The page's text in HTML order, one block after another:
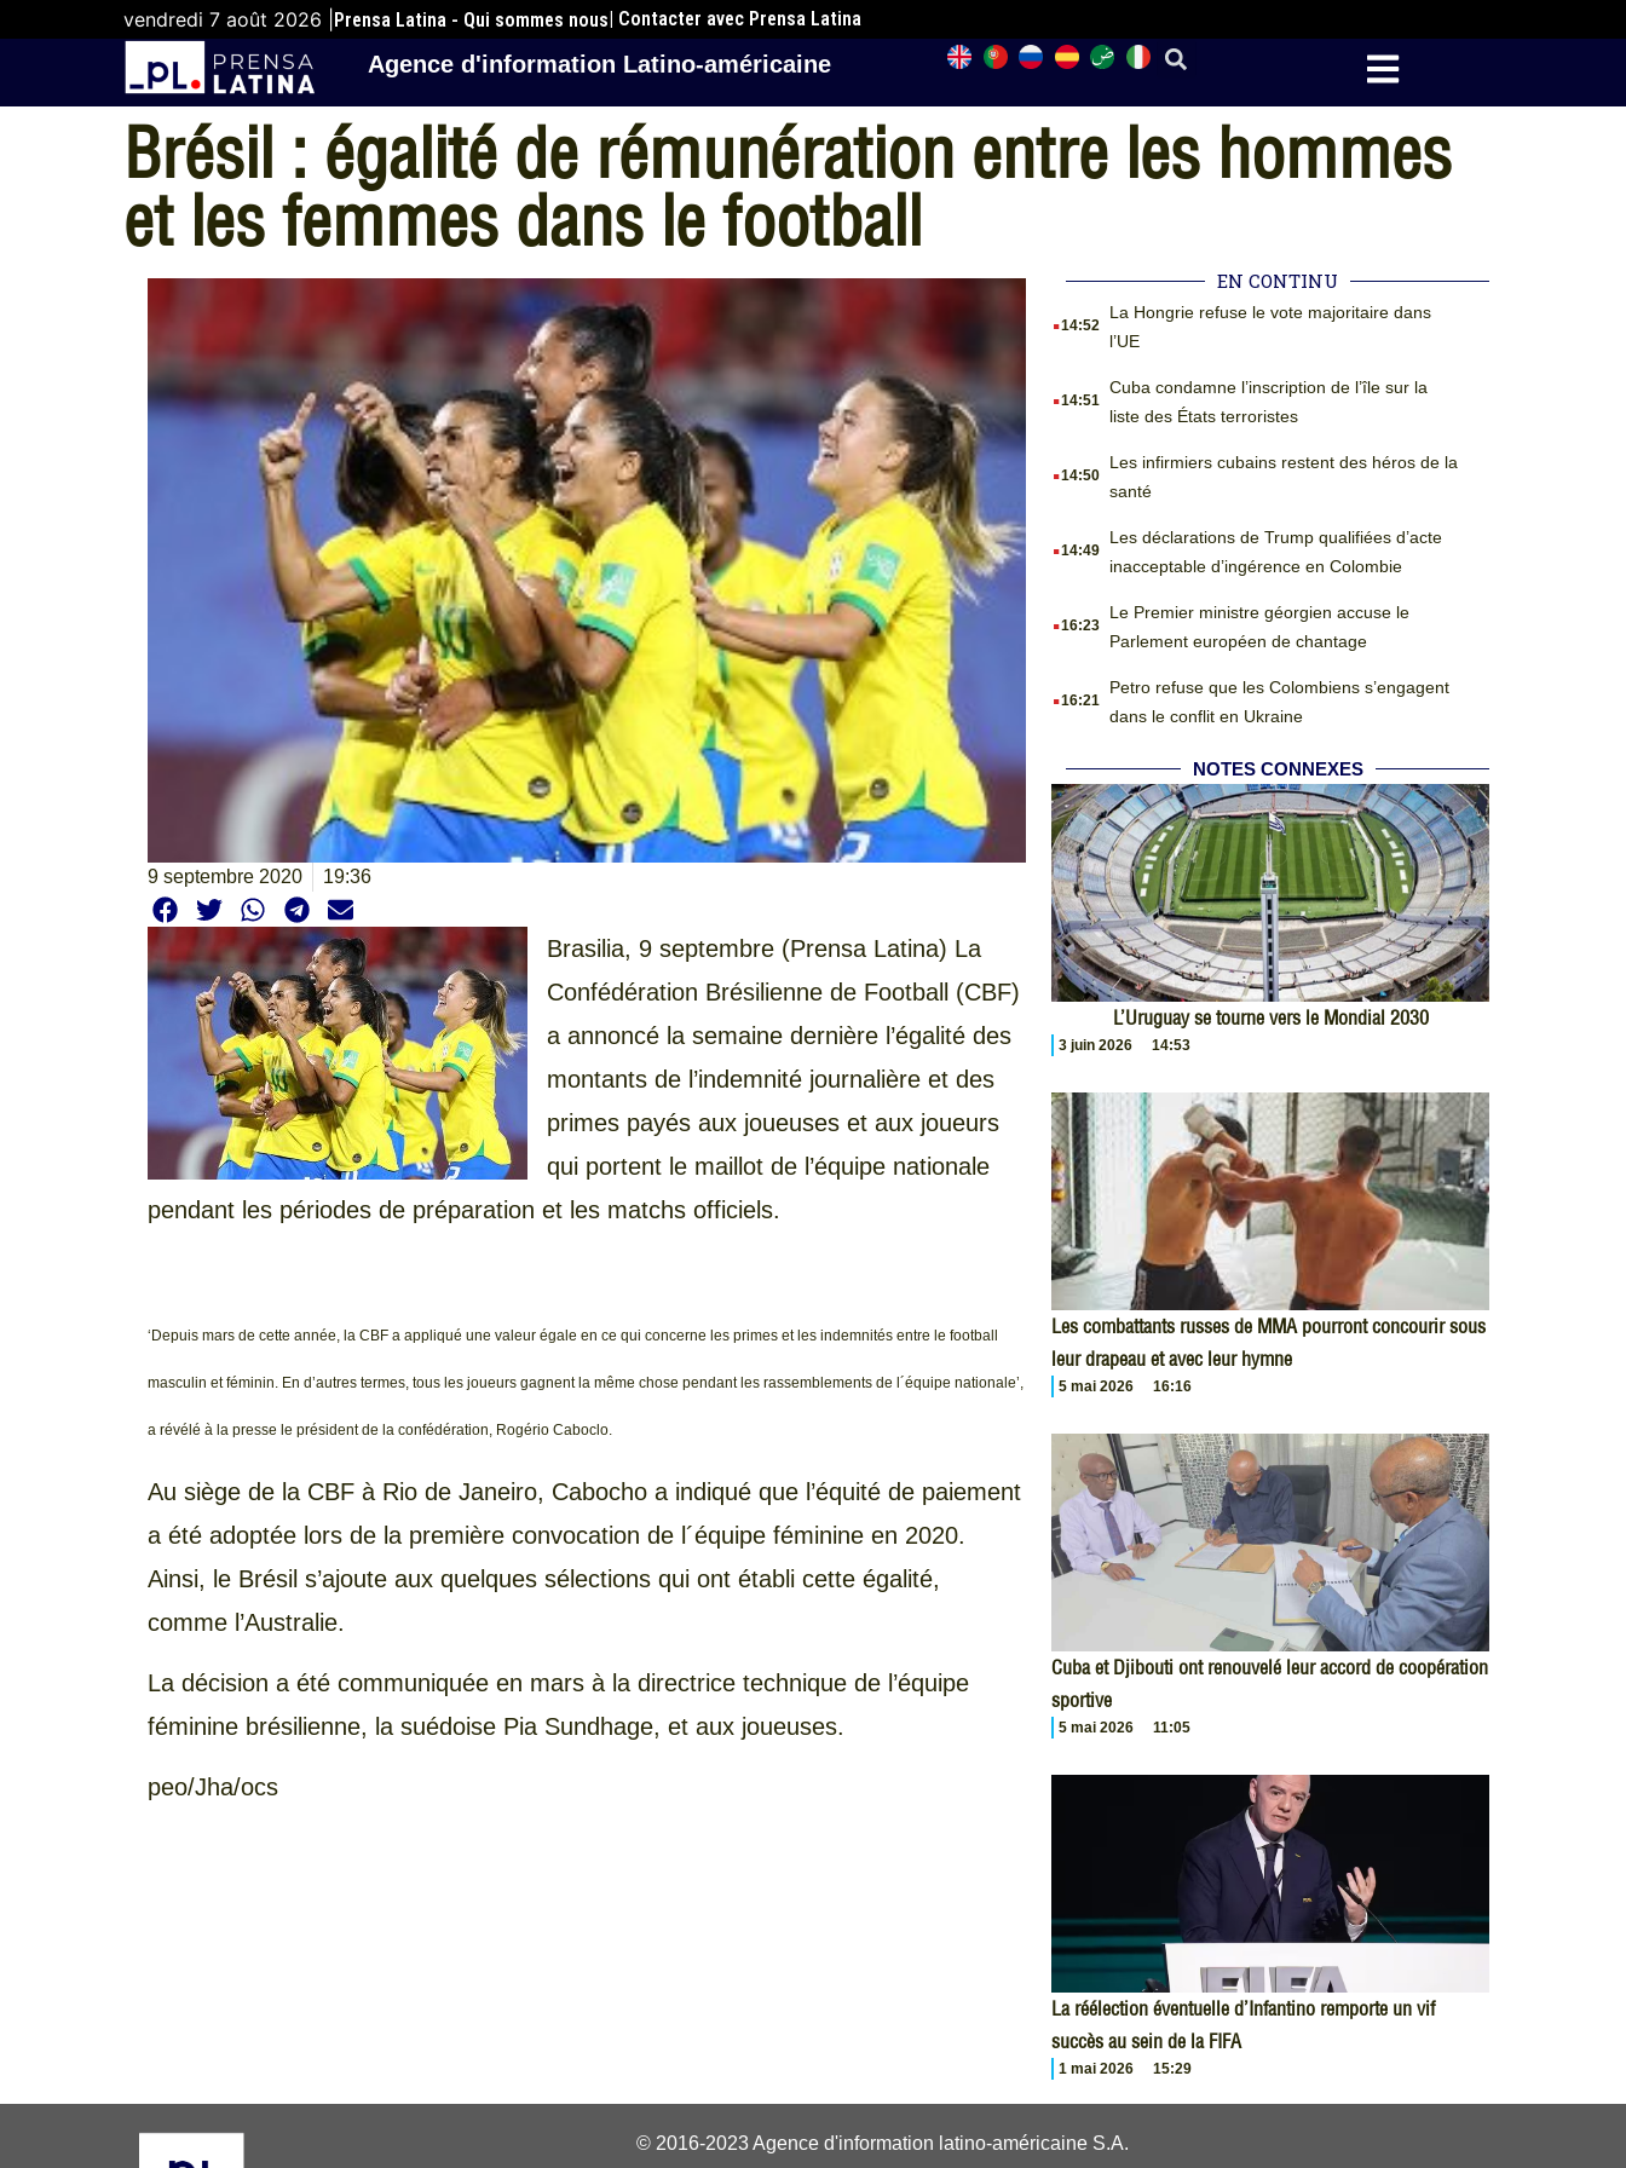
vendredi 7 août 2026 | Prensa Latina - Qui sommes nous| Contacter avec Prensa Latina
Agence d'information Latino-américaine
Brésil : égalité de rémunération entre les hommes
et les femmes dans le football
9 septembre 2020 19:36
Brasilia, 9 septembre (Prensa Latina) La
Confédération Brésilienne de Football (CBF)
a annoncé la semaine dernière l’égalité des
montants de l’indemnité journalière et des
primes payés aux joueuses et aux joueurs
qui portent le maillot de l’équipe nationale
pendant les périodes de préparation et les matchs officiels.
‘Depuis mars de cette année, la CBF a appliqué une valeur égale en ce qui concerne les primes et les indemnités entre le football
masculin et féminin. En d’autres termes, tous les joueurs gagnent la même chose pendant les rassemblements de l´équipe nationale’,
a révélé à la presse le président de la confédération, Rogério Caboclo.
Au siège de la CBF à Rio de Janeiro, Cabocho a indiqué que l’équité de paiement
a été adoptée lors de la première convocation de l´équipe féminine en 2020.
Ainsi, le Brésil s’ajoute aux quelques sélections qui ont établi cette égalité,
comme l’Australie.
La décision a été communiquée en mars à la directrice technique de l’équipe
féminine brésilienne, la suédoise Pia Sundhage, et aux joueuses.
peo/Jha/ocs
EN CONTINU
.14:52
La Hongrie refuse le vote majoritaire dans
l’UE
.14:51
Cuba condamne l’inscription de l’île sur la
liste des États terroristes
.14:50
Les infirmiers cubains restent des héros de la
santé
.14:49
Les déclarations de Trump qualifiées d’acte
inacceptable d’ingérence en Colombie
.16:23
Le Premier ministre géorgien accuse le
Parlement européen de chantage
.16:21
Petro refuse que les Colombiens s’engagent
dans le conflit en Ukraine
NOTES CONNEXES
L’Uruguay se tourne vers le Mondial 2030
3 juin 2026 14:53
Les combattants russes de MMA pourront concourir sous
leur drapeau et avec leur hymne
5 mai 2026 16:16
Cuba et Djibouti ont renouvelé leur accord de coopération
sportive
5 mai 2026 11:05
La réélection éventuelle d’Infantino remporte un vif
succès au sein de la FIFA
1 mai 2026 15:29
© 2016-2023 Agence d'information latino-américaine S.A.